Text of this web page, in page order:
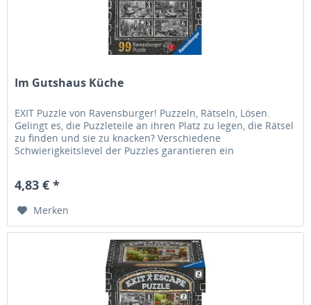
Im Gutshaus Küche
EXIT Puzzle von Ravensburger! Puzzeln, Rätseln, Lösen.
Gelingt es, die Puzzleteile an ihren Platz zu legen, die Rätsel
zu finden und sie zu knacken? Verschiedene
Schwierigkeitslevel der Puzzles garantieren ein
4,83 € *
Merken